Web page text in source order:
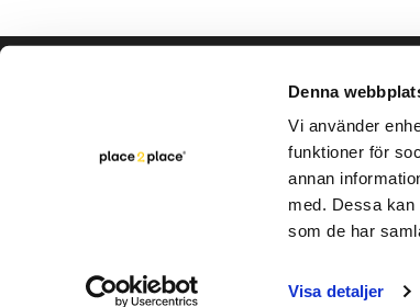
Denna
Vi använder
funktioner för
annan
med. Dessa kan
som de har
Visa detaljer
Hjälp & support
Bli säljare
Kontakta oss